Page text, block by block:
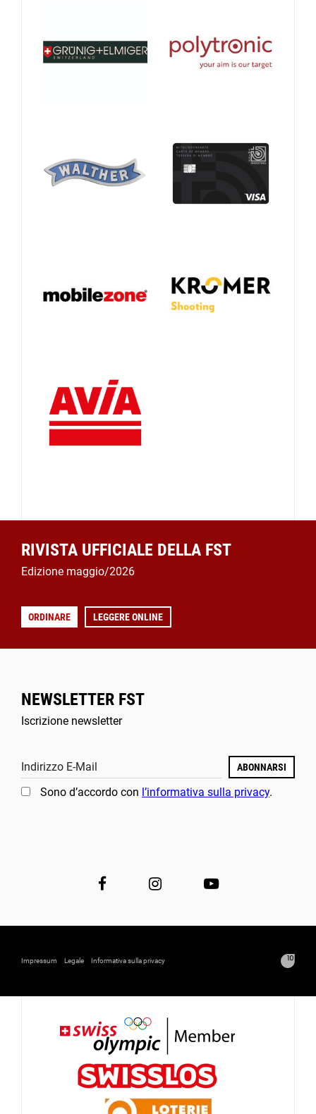
RIVISTA UFFICIALE DELLA FST
Edizione maggio/2026
ORDINARE LEGGERE ONLINE
NEWSLETTER FST
Iscrizione newsletter
Indirizzo E-Mail ABONNARSI
Sono d’accordo con l’informativa sulla privacy.
Impressum Legale Informativa sulla privacy